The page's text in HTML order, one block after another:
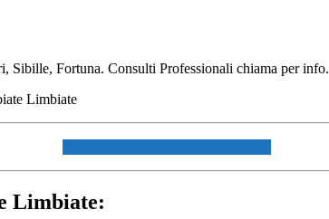
Sibille, Fortuna. Consulti Professionali chiama per info.
Limbiate: